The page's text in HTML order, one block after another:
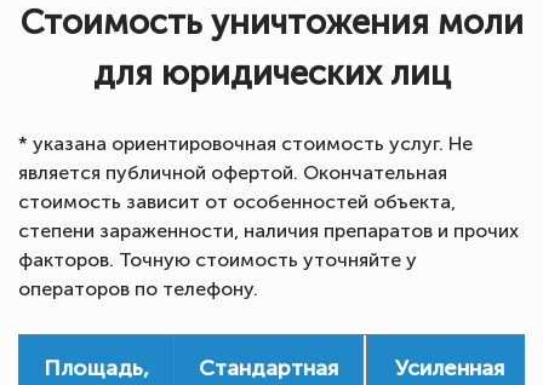
Стоимость уничтожения моли
для юридических лиц
* указана ориентировочная стоимость услуг. Не
является публичной офертой. Окончательная
стоимость зависит от особенностей объекта,
степени зараженности, наличия препаратов и прочих
факторов. Точную стоимость уточняйте у
операторов по телефону.
Площадь, Стандартная Усиленная